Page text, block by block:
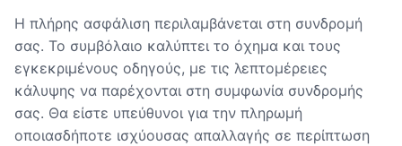
Η πλήρης ασφάλιση περιλαμβάνεται στη συνδρομή
σας. Το συμβόλαιο καλύπτει το όχημα και τους
εγκεκριμένους οδηγούς, με τις λεπτομέρειες
κάλυψης να παρέχονται στη συμφωνία συνδρομής
σας. Θα είστε υπεύθυνοι για την πληρωμή
οποιασδήποτε ισχύουσας απαλλαγής σε περίπτωση